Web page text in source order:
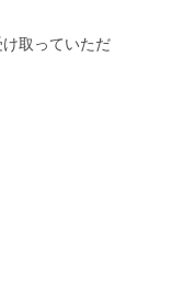
取っていただ